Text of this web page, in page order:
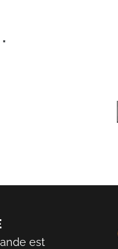
*
est